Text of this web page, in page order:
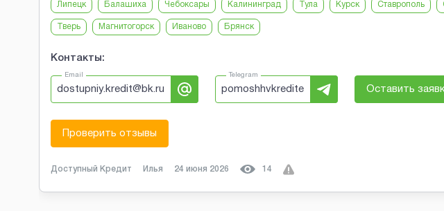
Липецк Балашиха Чебоксары Калининград Тула Курск Ставрополь
Тверь Магнитогорск Иваново Брянск
Контакты:
Email
dostupniy.kredit@bk.ru
Telegram
pomoshhvkredite Оставить
Проверить отзывы
Доступный Кредит Илья 24 июня 2026 14